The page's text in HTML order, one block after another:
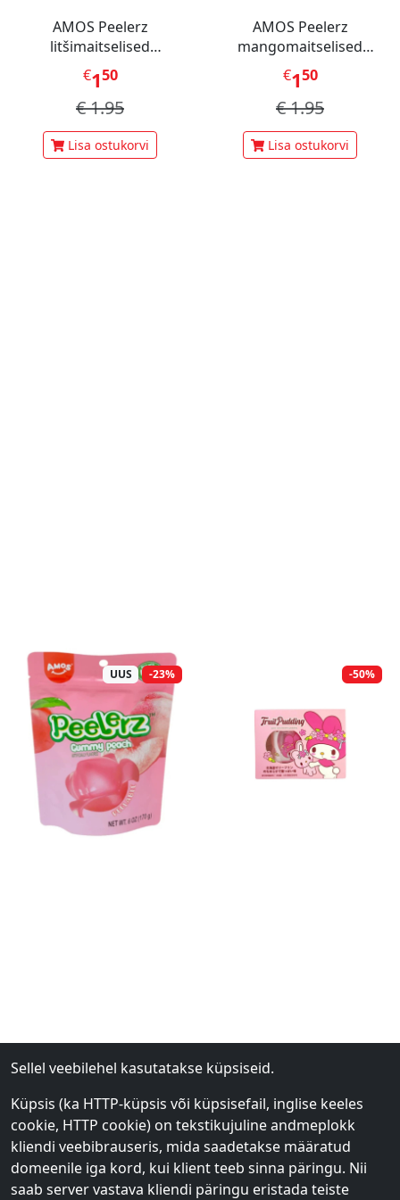
AMOS Peelerz
litšimaitselised
kummikommid 65 g
€150
€1.95
Lisa ostukorvi
AMOS Peelerz
mangomaitselised
kummikommid 65 g
€150
€1.95
Lisa ostukorvi
UUS -23% -50%
Sellel veebilehel kasutatakse küpsiseid.
Küpsis (ka HTTP-küpsis või küpsisefail, inglise keeles
cookie, HTTP cookie) on tekstikujuline andmeplokk
kliendi veebibrauseris, mida saadetakse määratud
domeenile iga kord, kui klient teeb sinna päringu. Nii
saab server vastava kliendi päringu eristada teiste